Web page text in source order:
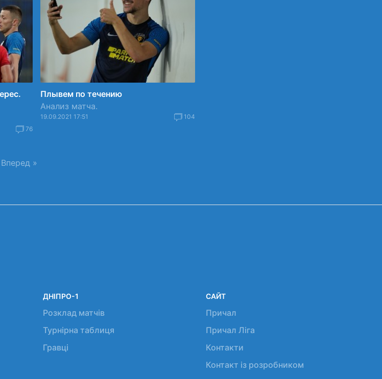
76
Плывем по течению
Анализ матча.
19.09.2021 17:51 104
Вперед »
ДНІПРО-1
Розклад матчів
Турнірна таблиця
Гравці
САЙТ
Причал
Причал Ліга
Контакти
Контакт із розробником